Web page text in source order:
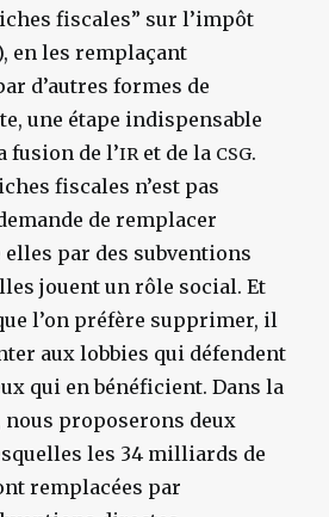
fiscales” sur l’impôt
en les remplaçant
d’autres formes de
une étape indispensable
fusion de l’IRet de la CSG.
fiscales n’est pas
de remplacer
elles par des subventions
jouent un rôle social. Et
l’on préfère supprimer, il
aux lobbies qui défendent
qui en bénéficient. Dans la
nous proposerons deux
les 34 milliards de
remplacées par